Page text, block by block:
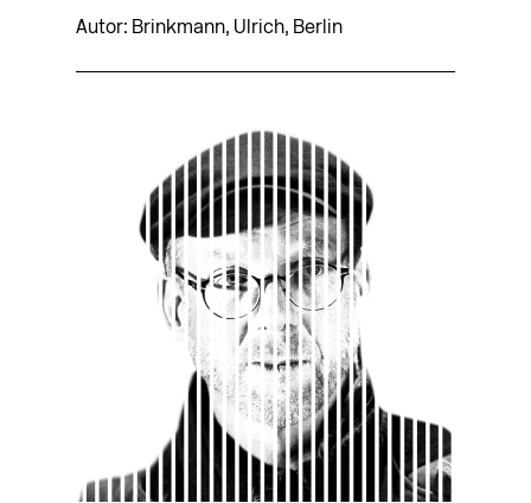
Autor: Brinkmann, Ulrich, Berlin